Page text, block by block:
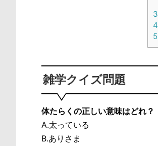
3
4
5
雑学クイズ問題
体たらくの正しい意味はどれ？
A.太っている
B.ありさま